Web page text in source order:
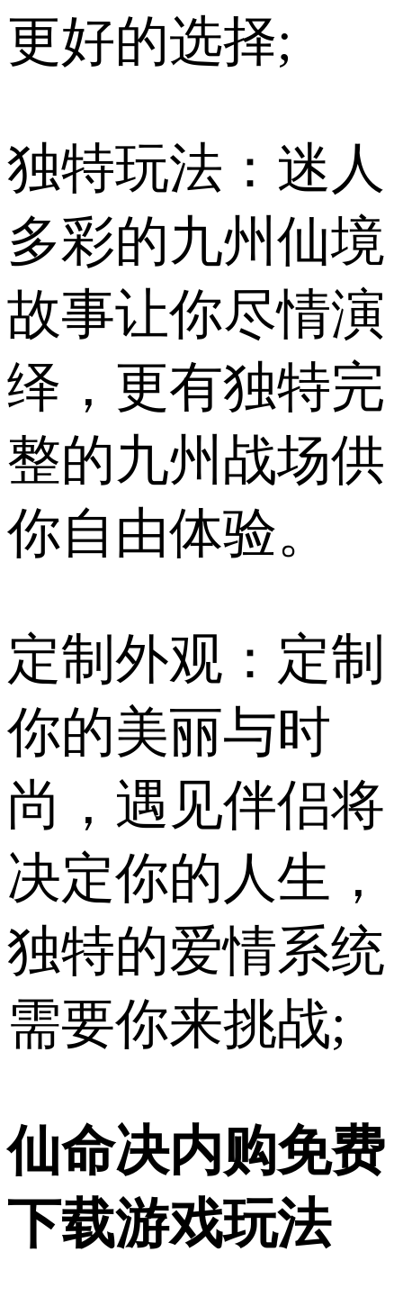
更好的选择;
独特玩法：迷人
多彩的九州仙境
故事让你尽情演
绎，更有独特完
整的九州战场供
你自由体验。
定制外观：定制
你的美丽与时
尚，遇见伴侣将
决定你的人生，
独特的爱情系统
需要你来挑战;
仙命决内购免费
下载游戏玩法